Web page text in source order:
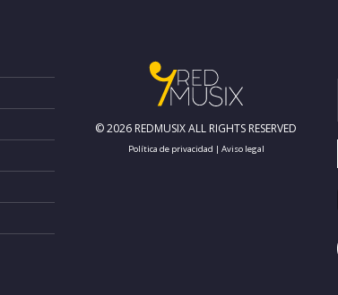
© 2026 REDMUSIX ALL RIGHTS RESERVED
Política de privacidad | Aviso legal